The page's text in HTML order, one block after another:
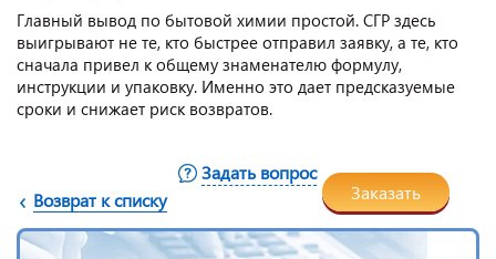
Главный вывод по бытовой химии простой. СГР здесь
выигрывают не те, кто быстрее отправил заявку, а те, кто
сначала привел к общему знаменателю формулу,
инструкции и упаковку. Именно это дает предсказуемые
сроки и снижает риск возвратов.
Возврат к списку
Задать вопрос
Заказать